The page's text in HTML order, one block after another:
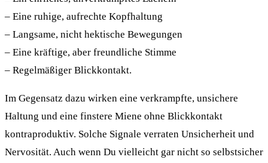
– Eine ruhige, aufrechte Kopfhaltung
– Langsame, nicht hektische Bewegungen
– Eine kräftige, aber freundliche Stimme
– Regelmäßiger Blickkontakt.
Im Gegensatz dazu wirken eine verkrampfte, unsichere
Haltung und eine finstere Miene ohne Blickkontakt
kontraproduktiv. Solche Signale verraten Unsicherheit und
Nervosität. Auch wenn Du vielleicht gar nicht so selbstsicher